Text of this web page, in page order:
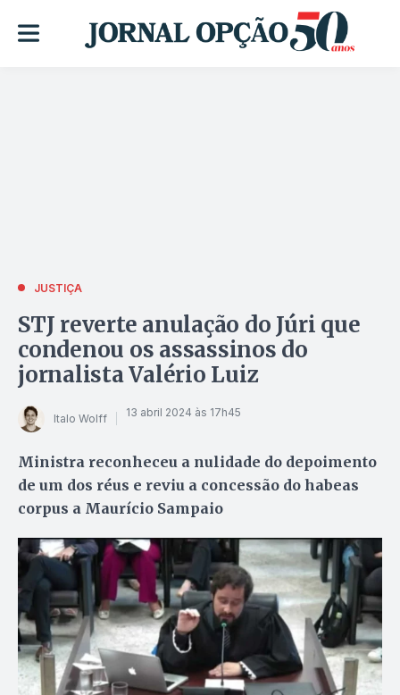
JUSTIÇA
STJ reverte anulação do Júri que
condenou os assassinos do
jornalista Valério Luiz
Italo Wolff 13 abril 2024 às 17h45
Ministra reconheceu a nulidade do depoimento
de um dos réus e reviu a concessão do habeas
corpus a Maurício Sampaio